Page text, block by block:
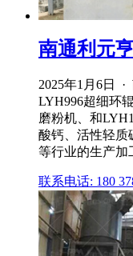
南通利元
2025年1月6日 ·
LYH996超细环
磨粉机、和
酸钙、活性轻质
等行业的生产加
联系电话: 180